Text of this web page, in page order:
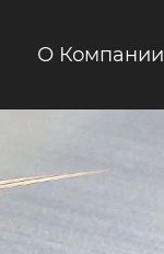
О Компании